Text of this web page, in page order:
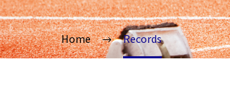
Home Records